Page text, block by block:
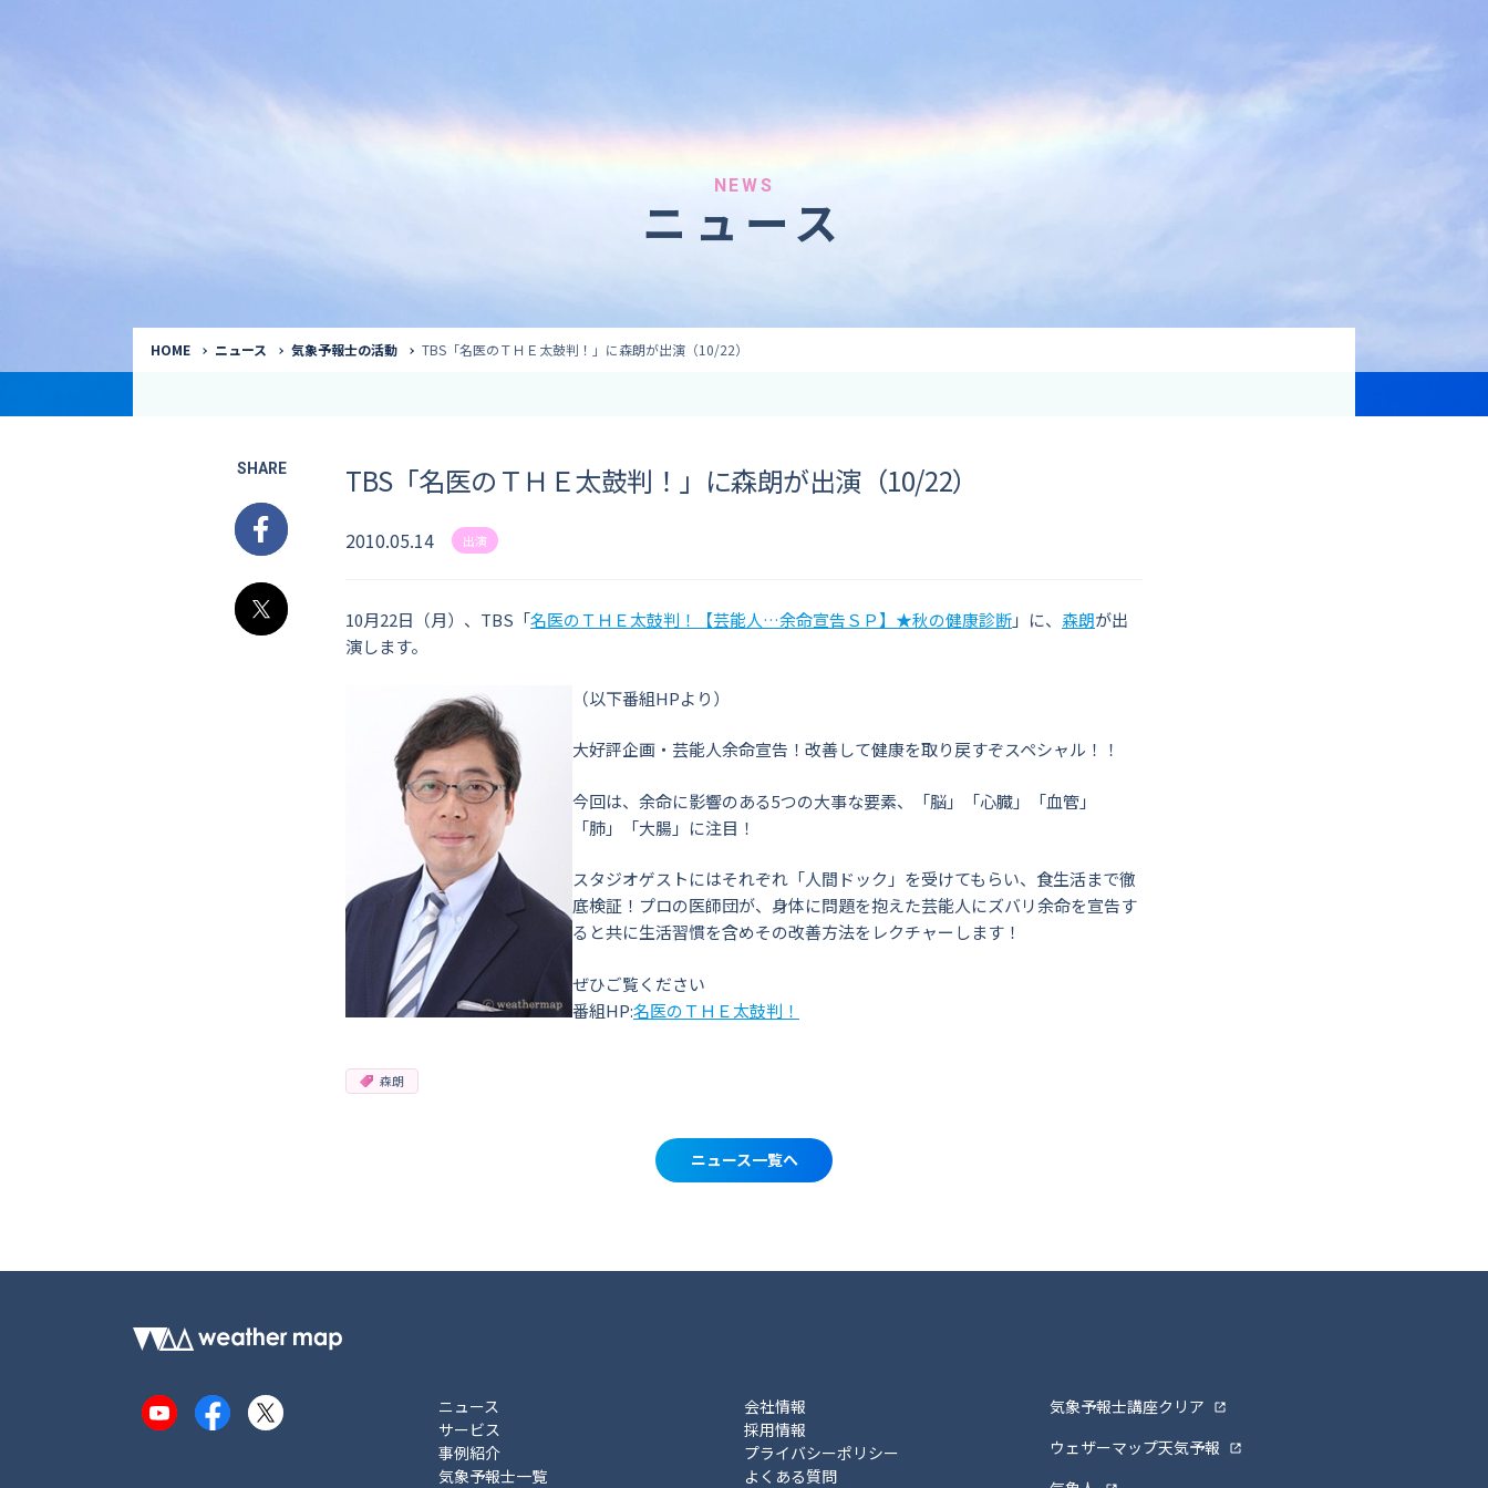
番組サポート / 予報原稿作成
コンテンツ提供
その他の情報提供
気象予報士講座について
NEWS
ニュース
HOME ニュース 気象予報士の活動 TBS「名医のＴＨＥ太鼓判！」に森朗が出演（10/22）
SHARE
Facebook
X
TBS「名医のＴＨＥ太鼓判！」に森朗が出演（10/22）
2010.05.14 出演
10月22日（月）、TBS「名医のＴＨＥ太鼓判！【芸能人…余命宣告ＳＰ】★秋の健康診断」に、 森朗が出
演します。
（以下番組HPより）
大好評企画・芸能人余命宣告！改善して健康を取り戻すぞスペシャル！！
今回は、余命に影響のある5つの大事な要素、「脳」「心臓」「血管」
「肺」「大腸」に注目！
スタジオゲストにはそれぞれ「人間ドック」を受けてもらい、食生活まで徹
底検証！プロの医師団が、身体に問題を抱えた芸能人にズバリ余命を宣告す
ると共に生活習慣を含めその改善方法をレクチャーします！
ぜひご覧ください
番組HP:名医のＴＨＥ太鼓判！
森朗
ニュース一覧へ
YouTubeFacebook
X
ニュース
サービス
事例紹介
気象予報士一覧
会社情報
採用情報
プライバシーポリシー
よくある質問
気象予報士講座クリア
ウェザーマップ天気予報